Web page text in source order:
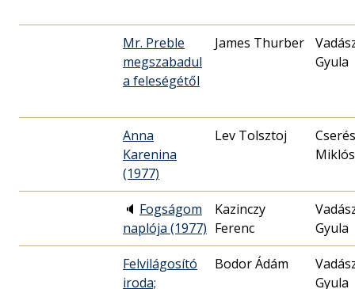
Mr. Preble
megszabadul
a feleségétől
James Thurber
Gyula
Anna
Karenina
(1977)
Lev Tolsztoj
Cserés
🔈 Fogságom
naplója (1977)
Kazinczy
Ferenc
Gyula
Felvilágosító
iroda;
Bodor Ádám
Gyula